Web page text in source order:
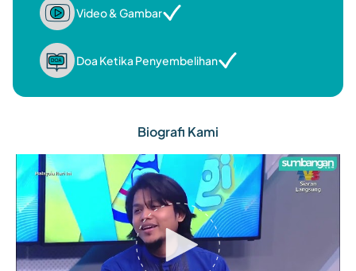
Video & Gambar
Doa Ketika Penyembelihan
Biografi Kami